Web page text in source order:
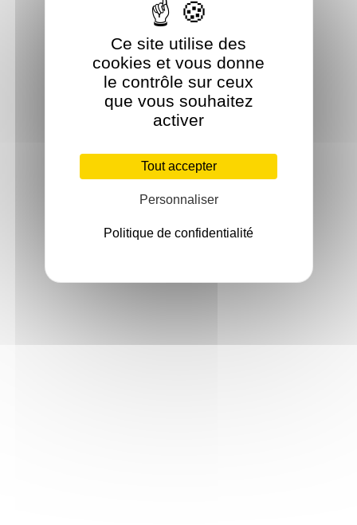
Ce site utilise des
cookies et vous donne
le contrôle sur ceux
que vous souhaitez
activer
Tout accepter
Personnaliser
Politique de confidentialité